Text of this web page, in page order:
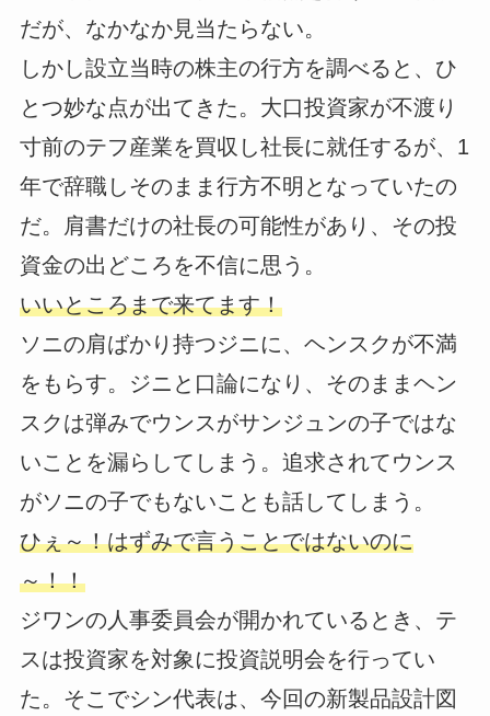
だが、なかなか見当たらない。
しかし設立当時の株主の行方を調べると、ひ
とつ妙な点が出てきた。大口投資家が不渡り
寸前のテフ産業を買収し社長に就任するが、1
年で辞職しそのまま行方不明となっていたの
だ。肩書だけの社長の可能性があり、その投
資金の出どころを不信に思う。
いいところまで来てます！
ソニの肩ばかり持つジニに、ヘンスクが不満
をもらす。ジニと口論になり、そのままヘン
スクは弾みでウンスがサンジュンの子ではな
いことを漏らしてしまう。追求されてウンス
がソニの子でもないことも話してしまう。
ひぇ～！はずみで言うことではないのに
～！！
ジワンの人事委員会が開かれているとき、テ
スは投資家を対象に投資説明会を行ってい
た。そこでシン代表は、今回の新製品設計図